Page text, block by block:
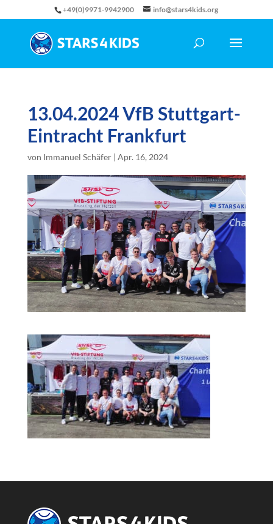
+49(0)9971-9942900 info@stars4kids.org
13.04.2024 VfB Stuttgart-
Eintracht Frankfurt
von Immanuel Schäfer| Apr. 16, 2024